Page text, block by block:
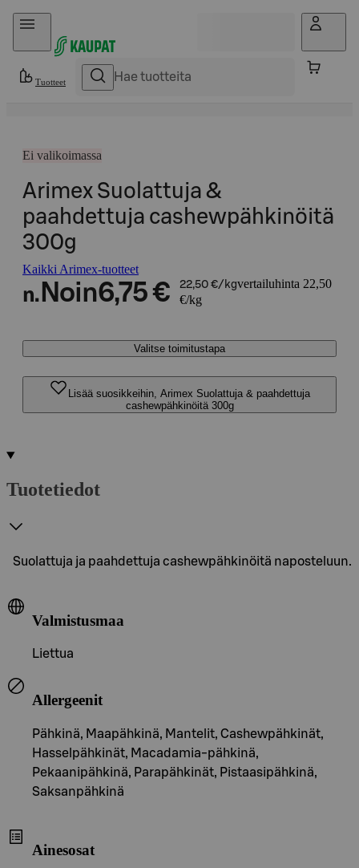
Hyppää sisältöön
Tuotteet
Ei valikoimassa
Arimex Suolattuja &
paahdettuja cashewpähkinöitä
300g
Kaikki Arimex-tuotteet
n. Noin6,75 € 22,50 €/kgvertailuhinta 22,50
€/kg
Valitse toimitustapa
Lisää suosikkeihin, Arimex Suolattuja & paahdettuja
cashewpähkinöitä 300g
Tuotetiedot
Suolattuja ja paahdettuja cashewpähkinöitä naposteluun.
Valmistusmaa
Liettua
Allergeenit
Pähkinä, Maapähkinä, Mantelit, Cashewpähkinät,
Hasselpähkinät, Macadamia-pähkinä,
Pekaanipähkinä, Parapähkinät, Pistaasipähkinä,
Saksanpähkinä
Ainesosat